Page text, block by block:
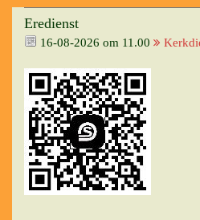
Eredienst
16-08-2026 om 11.00